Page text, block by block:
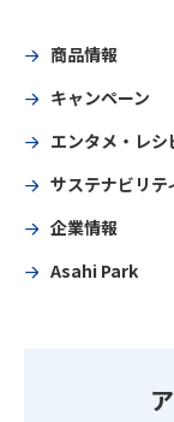
商品情報
キャンペーン
エンタメ・レシ
サステナビリテ
企業情報
Asahi Park